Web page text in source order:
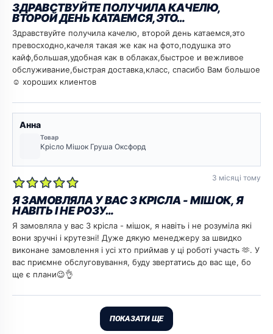
ЗДРАВСТВУЙТЕ ПОЛУЧИЛА КАЧЕЛЮ,
ВТОРОЙ ДЕНЬ КАТАЕМСЯ,ЭТО…
Здравствуйте получила качелю, второй день катаемся,это
превосходно,качеля такая же как на фото,подушка это
кайф,большая,удобная как в облаках,быстрое и вежливое
обслуживание,быстрая доставка,класс, спасибо Вам большое
☺️ хороших клиентов
Анна
Товар
Крісло Мішок Груша Оксфорд
3 місяці тому
Я ЗАМОВЛЯЛА У ВАС 3 КРІСЛА - МІШОК, Я
НАВІТЬ І НЕ РОЗУ…
Я замовляла у вас 3 крісла - мішок, я навіть і не розуміла які
вони зручні і крутезні! Дуже дякую менеджеру за швидко
виконане замовлення і усі хто приймав у ці роботі участь 🫶. У
вас приємне обслуговування, буду звертатись до вас ще, бо
ще є плани😉👌
ПОКАЗАТИ ЩЕ